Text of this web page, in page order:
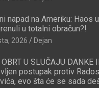
napad na Ameriku: Haos
u totalni obračun?!
2026 Dejan
U SLUČAJU DANKE
postupak protiv
evo šta će se sada